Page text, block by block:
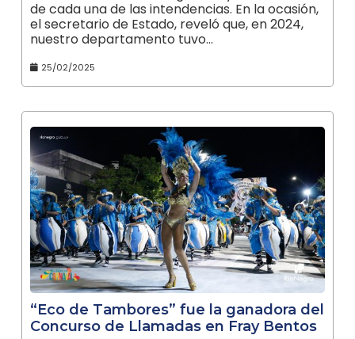
de cada una de las intendencias. En la ocasión,
el secretario de Estado, reveló que, en 2024,
nuestro departamento tuvo…
25/02/2025
“Eco de Tambores” fue la ganadora del
Concurso de Llamadas en Fray Bentos